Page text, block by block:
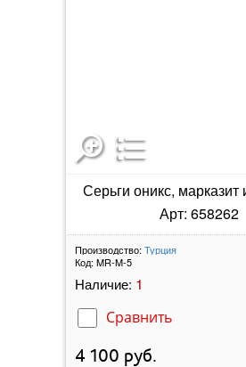
Серьги оникс, марказит
Арт: 658262
Производство: Турция
Код: MR-M-5
Наличие: 1
Сравнить
4 100 руб.